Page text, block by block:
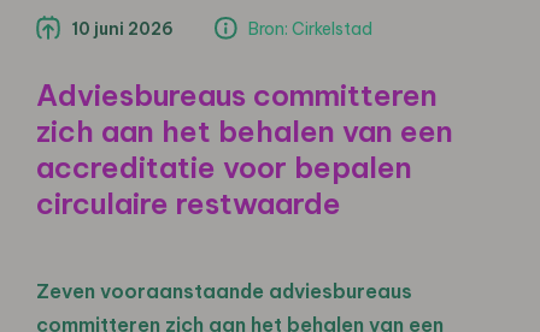
10 juni 2026 Bron: Cirkelstad
Adviesbureaus committeren
zich aan het behalen van een
accreditatie voor bepalen
circulaire restwaarde
Zeven vooraanstaande adviesbureaus
committeren zich aan het behalen van een